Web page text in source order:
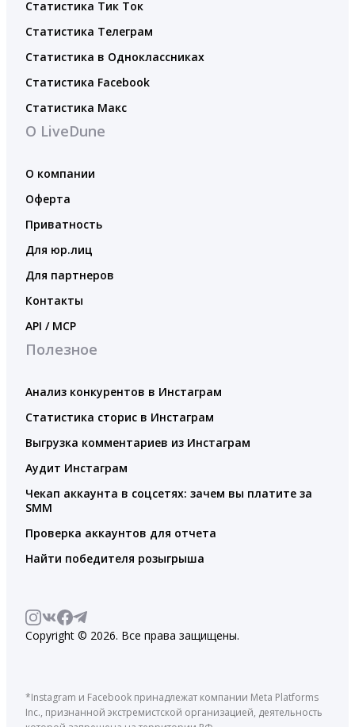
Статистика Тик Ток
Статистика Телеграм
Статистика в Одноклассниках
Статистика Facebook
Статистика Макс
О LiveDune
О компании
Оферта
Приватность
Для юр.лиц
Для партнеров
Контакты
API / MCP
Полезное
Анализ конкурентов в Инстаграм
Статистика сторис в Инстаграм
Выгрузка комментариев из Инстаграм
Аудит Инстаграм
Чекап аккаунта в соцсетях: зачем вы платите за
SMM
Проверка аккаунтов для отчета
Найти победителя розыгрыша
Copyright © 2026. Все права защищены.
*Instagram и Facebook принадлежат компании Meta Platforms
Inc., признанной экстремистской организацией, деятельность